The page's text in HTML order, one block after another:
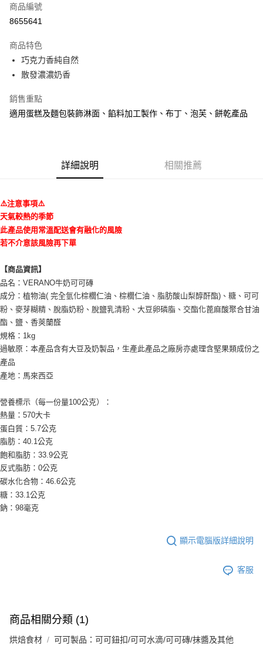
運送方式
每筆NT$80，滿NT$600(含以上)免運費
付款後全家取貨
7-11付款取貨
每筆NT$80，滿NT$600(含以上)免運費
商品編號
8655641
商品特色
巧克力香純自然
散發濃濃奶香
銷售重點
適用蛋糕及麵包裝飾淋面、餡料加工製作、布丁、泡芙、餅乾產品
詳細說明 相關推薦
⚠️注意事項⚠️
天氣較熱的季節
此產品使用常溫配送會有融化的風險
若不介意該風險再下單
【商品資訊】
品名：VERANO牛奶可可磚
成分：植物油( 完全氫化棕櫚仁油、棕櫚仁油、脂肪酸山梨醇酐酯)、糖、可可
粉、麥芽糊精、脫脂奶粉、脫鹽乳清粉、大豆卵磷脂、交酯化蓖麻酸聚合甘油
酯、鹽、香莢蘭醛
規格：1kg
過敏原：本產品含有大豆及奶製品，生產此產品之廠房亦處理含堅果類成份之
產品
產地：馬來西亞
營養標示（每一份量100公克）：
熱量：570大卡
蛋白質：5.7公克
脂肪：40.1公克
飽和脂肪：33.9公克
反式脂肪：0公克
碳水化合物：46.6公克
糖：33.1公克
鈉：98毫克
顯示電腦版詳細說明
客服
商品相關分類 (1)
烘焙食材 可可製品：可可鈕扣/可可水滴/可可磚/抹醬及其他